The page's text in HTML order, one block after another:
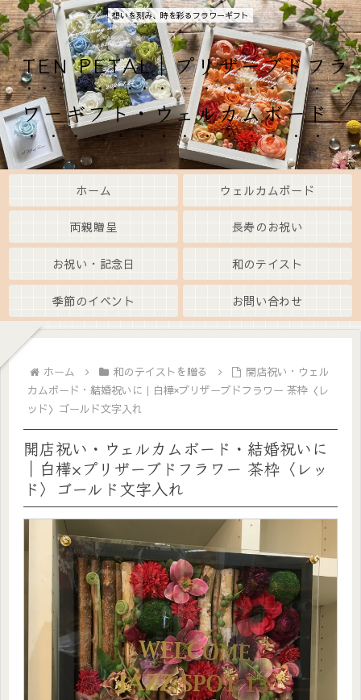
想いを刻み、時を彩るフラワーギフト
TEN PETAL｜プリザーブドフラ
ワーギフト・ウェルカムボード
ホーム ウェルカムボード
両親贈呈 長寿のお祝い
お祝い・記念日 和のテイスト
季節のイベント お問い合わせ
ホーム 和のテイストを贈る
開店祝い・ウェル
カムボード・結婚祝いに｜白樺×プリザーブドフラワー 茶枠〈レ
ッド〉ゴールド文字入れ
開店祝い・ウェルカムボード・結婚祝いに
｜白樺×プリザーブドフラワー 茶枠〈レッ
ド〉ゴールド文字入れ